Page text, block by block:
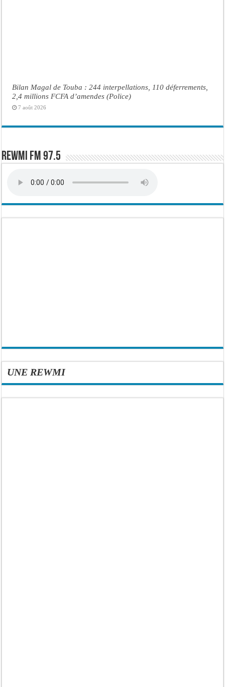
Bilan Magal de Touba : 244 interpellations, 110 déferrements,
2,4 millions FCFA d’amendes (Police)
7 août 2026
Rewmi FM 97.5
UNE REWMI